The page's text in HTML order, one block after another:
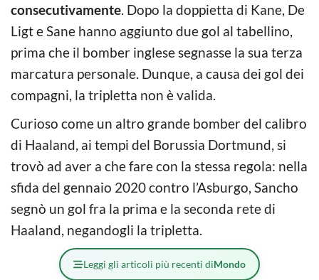
consecutivamente. Dopo la doppietta di Kane, De
Ligt e Sane hanno aggiunto due gol al tabellino,
prima che il bomber inglese segnasse la sua terza
marcatura personale. Dunque, a causa dei gol dei
compagni, la tripletta non è valida.
Curioso come un altro grande bomber del calibro
di Haaland, ai tempi del Borussia Dortmund, si
trovò ad aver a che fare con la stessa regola: nella
sfida del gennaio 2020 contro l’Asburgo, Sancho
segnò un gol fra la prima e la seconda rete di
Haaland, negandogli la tripletta.
Leggi gli articoli più recenti diMondo